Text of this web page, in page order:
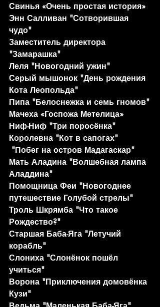
Свинья «Очень простая история»
Энн Салливан "Сотворившая
чудо"
Заместитель директора
"Замарашка"
Леля "Новогодний ужин"
Серый мышонок "День рождения
Кота Леопольда"
Пипа "Белоснежка и семь гномов"
Мачеха «Госпожа Метелица»
Ниф-Ниф "Три поросёнка"
Королевна "Кот в сапогах"
"Побег на остров Мадагаскар"
Мать Аладина "Волшебная лампа
Аладдина"
Помощница Феи "Новогоднее
путешествие Голубой стрелы"
Троль Шкрямба "Что такое
Рождество?"
Старшая Баба-Яга "Летучий
корабль"
Слониха "Слонёнок пошёл
учиться"
Ворона "Приключения домовёнка
Кузи"